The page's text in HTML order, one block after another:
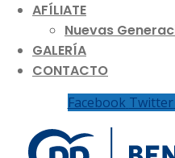
AFÍLIATE
Nuevas
GALERÍA
CONTACTO
Facebook Twitter